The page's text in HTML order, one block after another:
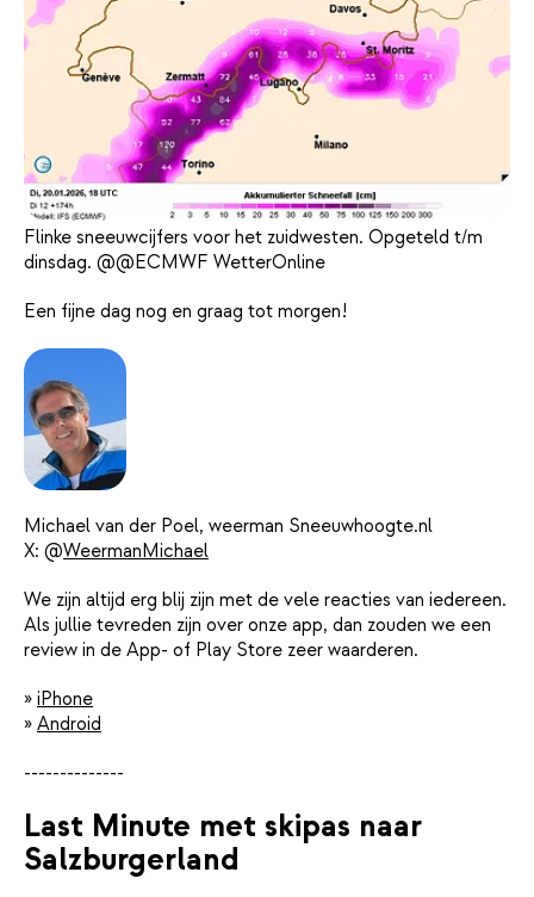
Flinke sneeuwcijfers voor het zuidwesten. Opgeteld t/m
dinsdag. @@ECMWF WetterOnline
Een fijne dag nog en graag tot morgen!
Michael van der Poel, weerman Sneeuwhoogte.nl
X: @WeermanMichael
We zijn altijd erg blij zijn met de vele reacties van iedereen.
Als jullie tevreden zijn over onze app, dan zouden we een
review in de App- of Play Store zeer waarderen.
» iPhone
» Android
--------------
Last Minute met skipas naar
Salzburgerland